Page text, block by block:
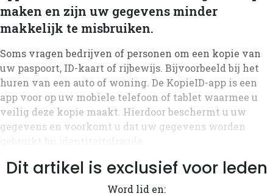
maken en zijn uw gegevens minder
makkelijk te misbruiken.
Soms vragen bedrijven of personen om een kopie van
uw paspoort, ID-kaart of rijbewijs. Bijvoorbeeld bij het
huren van een auto of woning. De KopieID-app is een
app voor op uw mobiele telefoon of tablet waarmee u
veilig deze kopie maakt. Hierdoor beschermt u uw
gegevens en voorkomt u dat uw gegevens worden
Dit artikel is exclusief voor leden
Word lid en: